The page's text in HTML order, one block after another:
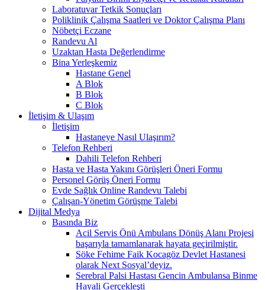
Laboratuvar Tetkik Sonuçları
Poliklinik Çalışma Saatleri ve Doktor Çalışma Planı
Nöbetçi Eczane
Randevu Al
Uzaktan Hasta Değerlendirme
Bina Yerleşkemiz
Hastane Genel
A Blok
B Blok
C Blok
İletişim & Ulaşım
İletişim
Hastaneye Nasıl Ulaşırım?
Telefon Rehberi
Dahili Telefon Rehberi
Hasta ve Hasta Yakını Görüşleri Öneri Formu
Personel Görüş Öneri Formu
Evde Sağlık Online Randevu Talebi
Çalışan-Yönetim Görüşme Talebi
Dijital Medya
Basında Biz
Acil Servis Önü Ambulans Dönüş Alanı Projesi
başarıyla tamamlanarak hayata geçirilmiştir.
Söke Fehime Faik Kocagöz Devlet Hastanesi
olarak Next Sosyal’deyiz.
Serebral Palsi Hastası Gencin Ambulansa Binme
Hayali Gerçekleşti